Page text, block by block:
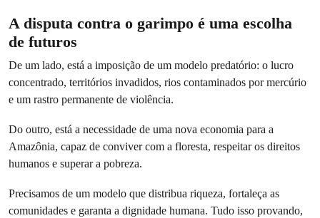
A disputa contra o garimpo é uma escolha
de futuros
De um lado, está a imposição de um modelo predatório: o lucro
concentrado, territórios invadidos, rios contaminados por mercúrio
e um rastro permanente de violência.
Do outro, está a necessidade de uma nova economia para a
Amazônia, capaz de conviver com a floresta, respeitar os direitos
humanos e superar a pobreza.
Precisamos de um modelo que distribua riqueza, fortaleça as
comunidades e garanta a dignidade humana. Tudo isso provando,